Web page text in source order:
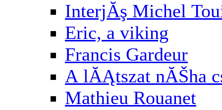
InterjĂş Michel
Eric, a viking
Francis Gardeur
A lĂĄtszat nĂŠha
Mathieu Rouanet